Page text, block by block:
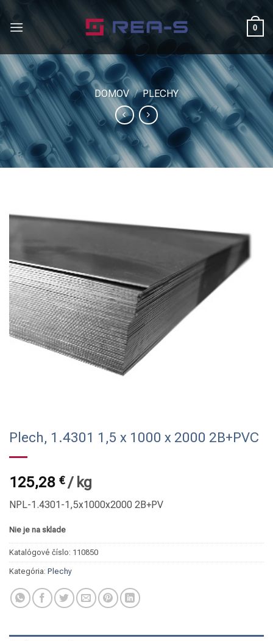
0
DOMOV / PLECHY
Plech, 1.4301 1,5 x 1000 x 2000 2B+PVC
125,28 €/ kg
NPL-1.4301-1,5x1000x2000 2B+PV
Nie je na sklade
Katalógové číslo: 110850
Kategória: Plechy